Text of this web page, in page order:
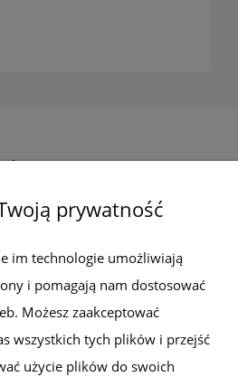
met
Pomoc
i płatności
konto
i zwroty
prywatność
im technologie umożliwiają
i pomagają nam dostosować
Możesz zaakceptować
wszystkich tych plików i przejść
użycie plików do swoich